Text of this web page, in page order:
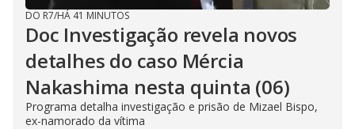
DO R7/HÁ 41 MINUTOS
Doc Investigação revela novos
detalhes do caso Mércia
Nakashima nesta quinta (06)
Programa detalha investigação e prisão de Mizael Bispo,
ex-namorado da vítima